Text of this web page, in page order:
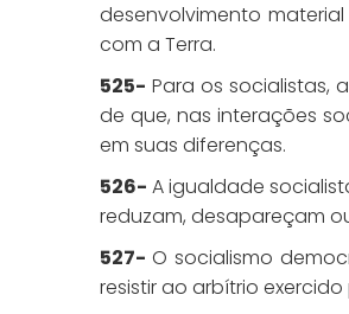
desenvolvimento
com a Terra.
525- Para os socialistas,
de que, nas interações
em suas diferenças.
526- A igualdade
reduzam, desapareçam
527- O socialismo
resistir ao arbítrio